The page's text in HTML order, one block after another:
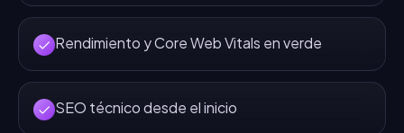
Rendimiento y Core Web Vitals en verde
SEO técnico desde el inicio